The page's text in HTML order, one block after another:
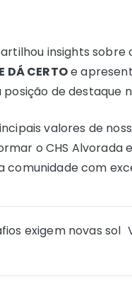
insights
DÁ CERTOe
de destaque
valores de
o CHS
comunidade com
exigem novas sol